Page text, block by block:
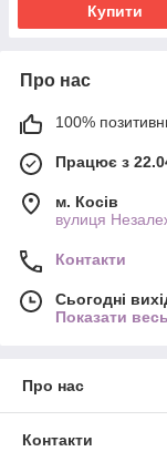
Купити
Про нас
100%
Працює з
м. Косів
вулиця
Контакти
Сьогодні
Показати
Про нас
Контакти